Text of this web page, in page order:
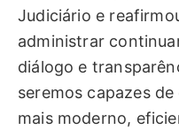
Judiciário e
administrar
diálogo e
seremos capazes
mais moderno,